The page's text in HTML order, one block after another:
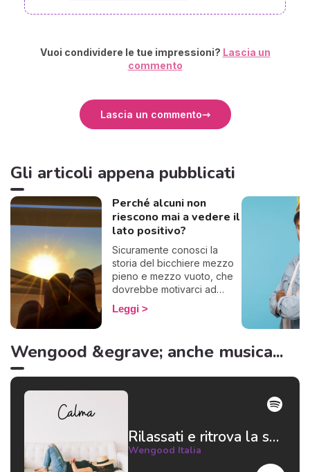
Vuoi condividere le tue impressioni? Lascia un
commento
Lascia un commento
Gli articoli appena pubblicati
Perché alcuni non
riescono mai a vedere il
lato positivo?
Sicuramente conosci la
storia del bicchiere mezzo
pieno e mezzo vuoto, che
dovrebbe motivarci ad
essere ottimisti. Ecco, alcuni
questo famoso bicchiere lo
via. Insomma, basta con le
pensare positivo.
Leggi
Wengood &egrave; anche musica...
Rilassati e ritrova la serenità 😌
Wengood Italia